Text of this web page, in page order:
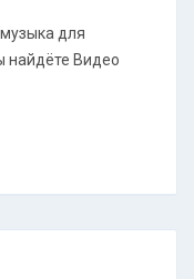
для
найдёте Видео